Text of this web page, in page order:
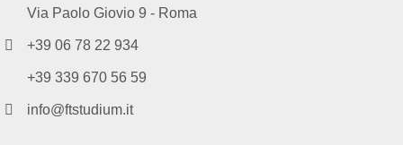
Via Paolo Giovio 9 - Roma
+39 06 78 22 934
+39 339 670 56 59
info@ftstudium.it